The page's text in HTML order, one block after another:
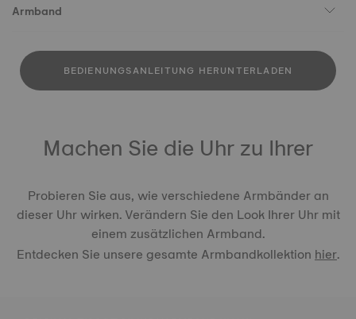
Armband
BEDIENUNGSANLEITUNG HERUNTERLADEN
Machen Sie die Uhr zu Ihrer
Probieren Sie aus, wie verschiedene Armbänder an
dieser Uhr wirken. Verändern Sie den Look Ihrer Uhr mit
einem zusätzlichen Armband.
Entdecken Sie unsere gesamte Armbandkollektionhier.